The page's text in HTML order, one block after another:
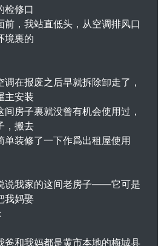
检修口
前，我站直低头，从空调排风口
境裏的
在报废之后早就拆除卸走了，
主安装
房子裏就没曾有机会使用过，
，搬去
单装修了一下作爲出租屋使用
我家的这间老房子――它可是
我妈娶
和我妈都是黄市本地的梅城县